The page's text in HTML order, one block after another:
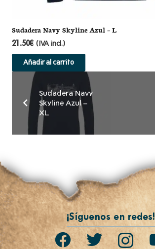
Sudadera Navy Skyline Azul – L
21.50€ (IVA incl.)
Añadir al carrito
Sudadera Navy
Skyline Azul –
XL
¡Síguenos en redes!